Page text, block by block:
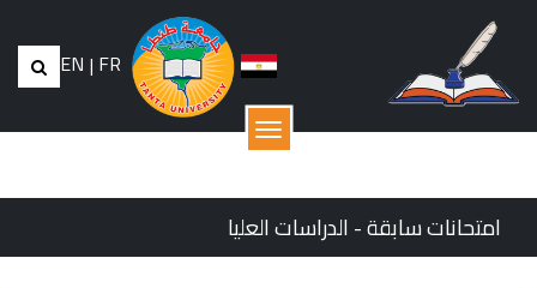
EN|FR
القائمة
امتحانات سابقة - الدراسات العليا